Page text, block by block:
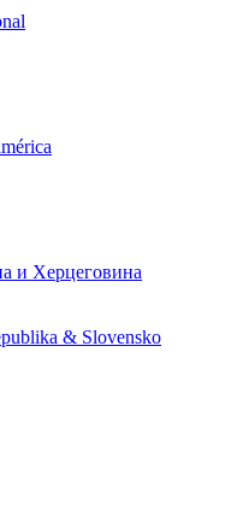
и Херцеговина
& Slovensko